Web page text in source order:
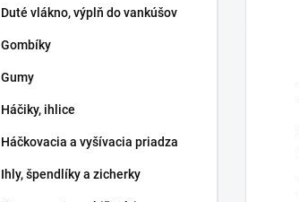
Duté vlákno, výplň do vankúšov
Gombíky
Gumy
Háčiky, ihlice
Háčkovacia a vyšívacia priadza
Ihly, špendlíky a zicherky